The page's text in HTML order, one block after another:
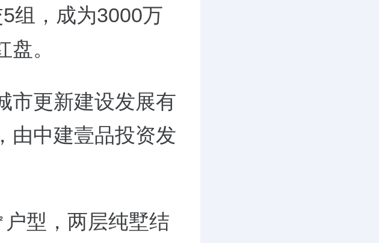
组，成为3000万
。
市更新建设发展有
由中建壹品投资发
型，两层纯墅结